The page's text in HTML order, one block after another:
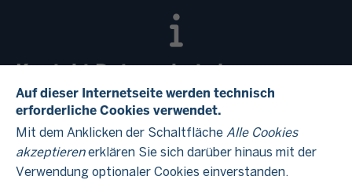
Auf dieser Internetseite werden technisch
erforderliche Cookies verwendet.
Mit dem Anklicken der Schaltfläche Alle Cookies
akzeptierenerklären Sie sich darüber hinaus mit der
Verwendung optionaler Cookies einverstanden.
Kontakt Datenschutz im
Finanzamt Aachen-Kreis
Hinweise zum Datenschutz finden Sie im Beitrag
"Datenschutzhinweise ".